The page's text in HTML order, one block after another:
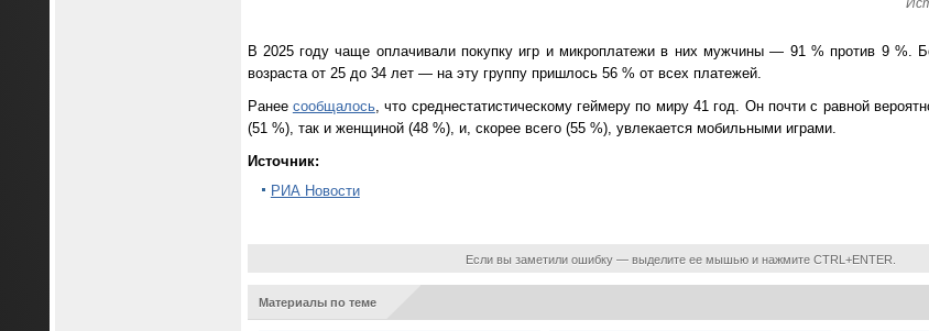
В 2025 году чаще оплачивали покупку игр и микроплатежи в них мужчины — 91 % против 9 %.
возраста от 25 до 34 лет — на эту группу пришлось 56 % от всех платежей.
Ранее сообщалось, что среднестатистическому геймеру по миру 41 год. Он почти с равной
(51 %), так и женщиной (48 %), и, скорее всего (55 %), увлекается мобильными играми.
Источник:
РИА Новости
Если вы заметили ошибку — выделите ее мышью и нажмите CTRL+ENTER.
Материалы по теме